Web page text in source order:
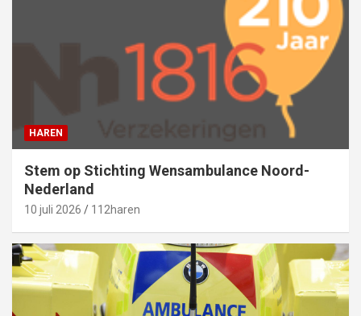
HAREN
Stem op Stichting Wensambulance Noord-
Nederland
10 juli 2026 112haren